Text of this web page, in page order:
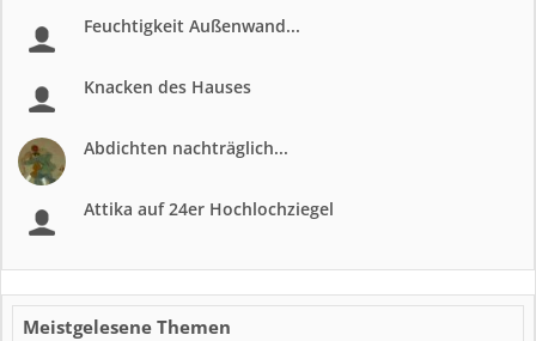
Feuchtigkeit Außenwand...
Knacken des Hauses
Abdichten nachträglich...
Attika auf 24er Hochlochziegel
Meistgelesene Themen